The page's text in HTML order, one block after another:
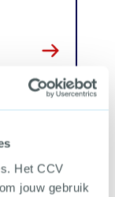
Het CCV
jouw gebruik
Naar kennis